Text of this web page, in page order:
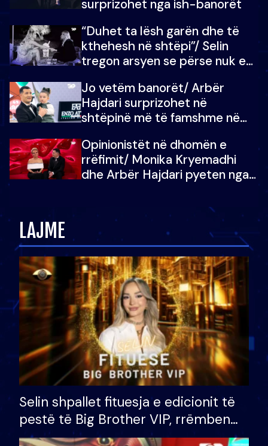
surprizohet nga ish-banorët
“Duhet ta lësh garën dhe të
kthehesh në shtëpi”/ Selin
tregon arsyen se përse nuk e
çoja luftën time deri në fund
Jo vetëm banorët/ Arbër
Hajdari surprizohet në
shtëpinë më të famshme në
vajzën e tij
Opinionistët në dhomën e
rrëfimit/ Monika Kryemadhi
dhe Arbër Hajdari pyeten nga
zëvendësonit njëri-tjetrin?
LAJME
Selin shpallet fituesja e edicionit të
pestë të Big Brother VIP, rrëmben
çmimin e madh prej 100 mijë eurosh